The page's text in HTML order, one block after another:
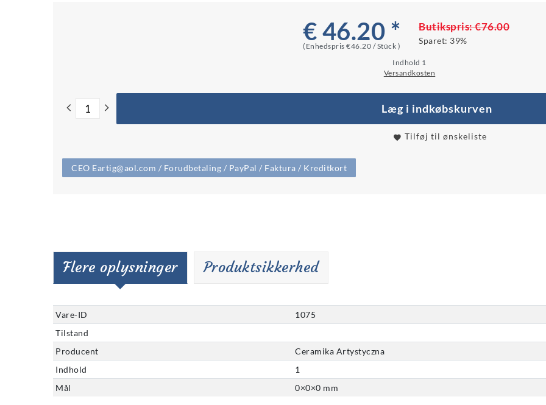
€ 46.20 *
(Enhedspris €46.20 / Stück )
Butikspris:€76.00
Sparet: 39%
Indhold 1
Versandkosten
Læg i indkøbskurven
Tilføj til ønskeliste
CEO Eartig@aol.com / Forudbetaling / PayPal / Faktura / Kreditkort
Flere oplysninger Produktsikkerhed
Vare-ID
1075
Tilstand
Producent
Ceramika Artystyczna
Indhold
1
Mål
0×0×0 mm